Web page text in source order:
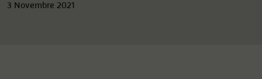
3 Novembre 2021